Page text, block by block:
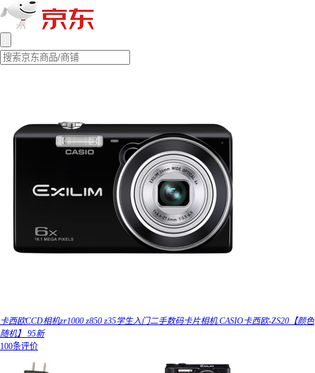
卡西欧CCD相机zr1000 z850 z35学生入门二手数码卡片相机 CASIO卡西欧-ZS20【颜色
随机】 95新
100条评价